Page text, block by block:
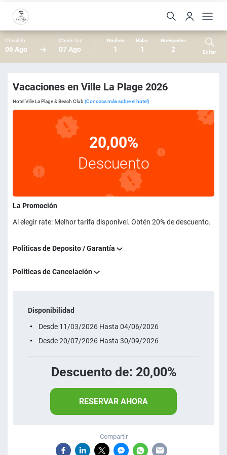
Check-In
06 Ago
Check-Out
07 Ago
Noches
1
Habs.
1
Huéspedes
2 Editar
Vacaciones en Ville La Plage 2026
Hotel Ville La Plage & Beach Club(Conozca más sobre el hotel)
20,00%
Descuento
La Promoción
Al elegir rate: Melhor tarifa disponível. Obtén 20% de descuento.
Políticas de Deposito / Garantía
Políticas de Cancelación
Disponibilidad
Desde 11/03/2026 Hasta 04/06/2026
Desde 20/07/2026 Hasta 30/09/2026
Descuento de: 20,00%
RESERVAR AHORA
Compartir